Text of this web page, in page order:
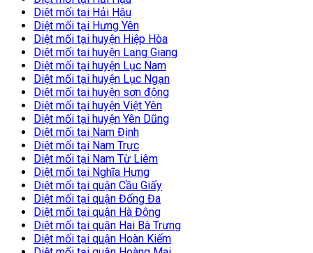
Diệt mối tại Hải Hậu
Diệt mối tại Hưng Yên
Diệt mối tại huyện Hiệp Hòa
Diệt mối tại huyện Lạng Giang
Diệt mối tại huyện Lục Nam
Diệt mối tại huyện Lục Ngạn
Diệt mối tại huyện sơn động
Diệt mối tại huyện Việt Yên
Diệt mối tại huyện Yên Dũng
Diệt mối tại Nam Định
Diệt mối tại Nam Trực
Diệt mối tại Nam Từ Liêm
Diệt mối tại Nghĩa Hưng
Diệt mối tại quận Cầu Giấy
Diệt mối tại quận Đống Đa
Diệt mối tại quận Hà Đông
Diệt mối tại quận Hai Bà Trưng
Diệt mối tại quận Hoàn Kiếm